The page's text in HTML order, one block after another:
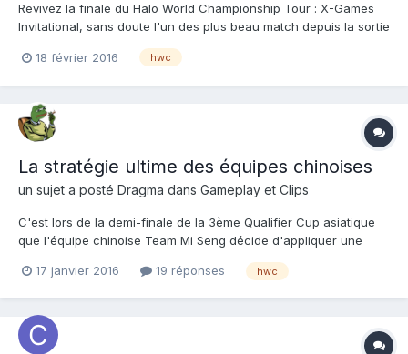
Revivez la finale du Halo World Championship Tour : X-Games
Invitational, sans doute l'un des plus beau match depuis la sortie
vs. Counter Logic Gaming (Royal 2, Snakebite, Frosty, Lethxl) >
18 février 2016 hwc
La stratégie ultime des équipes chinoises
un sujet a posté Dragma dans Gameplay et Clips
C'est lors de la demi-finale de la 3ème Qualifier Cup asiatique
que l'équipe chinoise Team Mi Seng décide d'appliquer une
17 janvier 2016
19 réponses hwc